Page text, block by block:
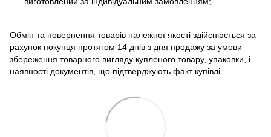
Обмін та повернення товарів належної якості здійснюється за
рахунок покупця протягом 14 днів з дня продажу за умови
збереження товарного вигляду купленого товару, упаковки, і
наявності документів, що підтверджують факт купівлі.